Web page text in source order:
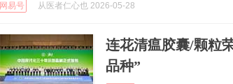
网易号 从医者仁心也 2026-05-28
连花清瘟胶囊/颗粒
品种”